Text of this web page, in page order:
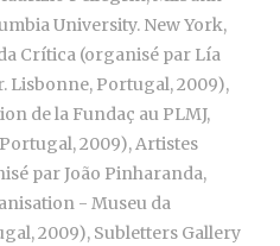
University. New York,
Crítica (organisé par Lía
Lisbonne, Portugal, 2009),
de la Fundaç au PLMJ,
2009), Artistes
par João Pinharanda,
- Museu da
2009), Subletters Gallery